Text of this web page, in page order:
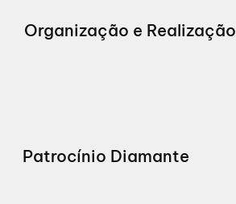
Organização e Realização
Patrocínio Diamante